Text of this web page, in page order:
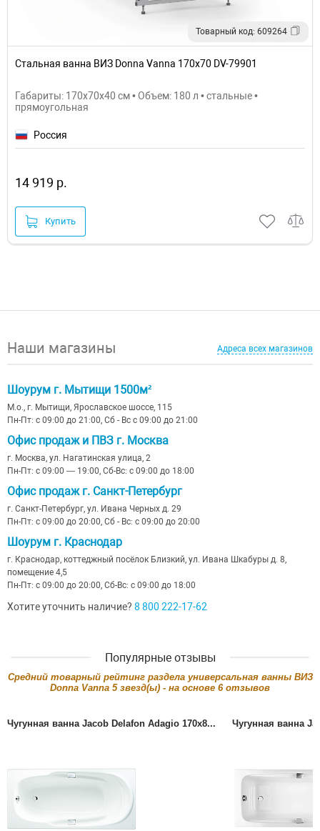
Товарный код: 609264
Стальная ванна ВИЗ Donna Vanna 170x70 DV-79901
Габариты: 170x70x40 см • Объем: 180 л • стальные •
прямоугольная
Россия
14 919 р.
Купить
Наши магазины Адреса всех магазинов
Шоурум г. Мытищи 1500м²
М.о., г. Мытищи, Ярославское шоссе, 115
Пн-Пт: с 09:00 до 21:00, Сб - Вс с 09:00 до 21:00
Офис продаж и ПВЗ г. Москва
г. Москва, ул. Нагатинская улица, 2
Пн-Пт: с 09:00 — 19:00, Сб-Вс: с 09:00 до 18:00
Офис продаж г. Санкт-Петербург
г. Санкт-Петербург, ул. Ивана Черных д. 29
Пн-Пт: с 09:00 до 20:00, Сб - Вс: с 09:00 до 20:00
Шоурум г. Краснодар
г. Краснодар, коттеджный посёлок Близкий, ул. Ивана Шкабуры д. 8,
помещение 4,5
Пн-Пт: с 09:00 до 20:00, Сб-Вс: с 09:00 до 18:00
Хотите уточнить наличие? 8 800 222-17-62
Популярные отзывы
Cредний товарный рейтинг раздела универсальная ванны ВИЗ
Donna Vanna 5звезд(ы) - на основе 6отзывов
Чугунная ванна Jacob Delafon Adagio 170x8... Чугунная ванна